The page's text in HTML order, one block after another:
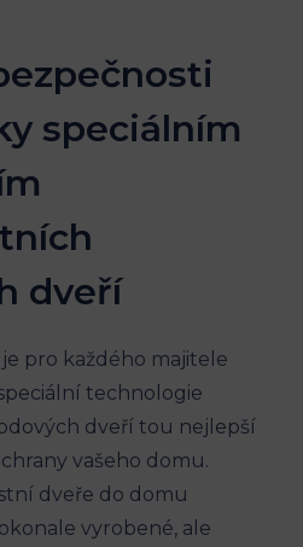
speciálním
dveří
pro každého majitele
technologie
dveří tou nejlepší
vašeho domu.
dveře do domu
vyrobené, ale